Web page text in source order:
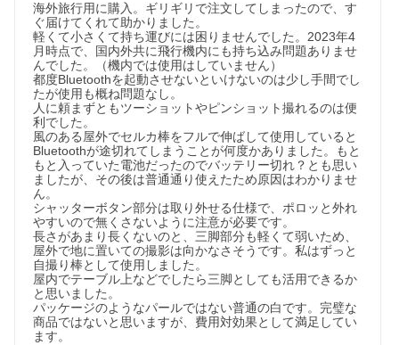
海外旅行用に購入。ギリギリで注文してしまったので、す
ぐ届けてくれて助かりました。
軽くて小さくて持ち運びには困りませんでした。2023年4
月時点で、国内外共に飛行機内にも持ち込み問題ありませ
んでした。（機内では使用はしていません）
都度Bluetoothを起動させないといけないのは少し手間でし
たが使用も概ね問題なし。
人に頼まずともツーショットやピンショット撮れるのは便
利でした。
風のある屋外でセルカ棒をフルで伸ばして使用していると
Bluetoothが途切れてしまうことが何度かありました。もと
もと入っていた電池だったのでバッテリー切れ？とも思い
ましたが、その後は普通通り使えたため原因はわかりませ
ん。
シャッターボタン部分は取り外せる仕様で、ポロッと外れ
やすいので無くさないように注意が必要です。
長さがあまり長くないのと、三脚部分も軽くて弱いため、
屋外で地に置いての撮影は向かなさそうです。私はずっと
自撮り棒として使用しました。
屋内でテーブル上などでしたら三脚としても活用できるか
と思いました。
パッケージのようなパールではない普通の白です。完璧な
商品ではないと思いますが、費用対効果として満足してい
ます。